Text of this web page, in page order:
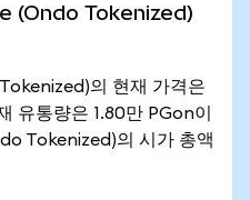
(Ondo Tokenized)
의 현재 가격은
유통량은 1.80만 PGon이
Tokenized)의 시가 총액